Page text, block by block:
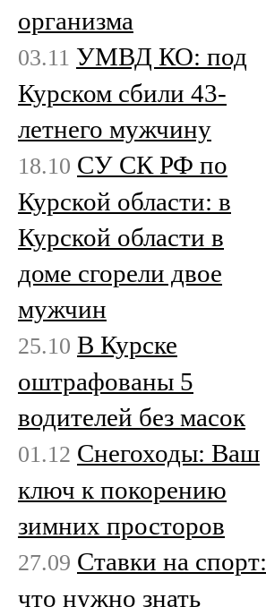
организма
03.11 УМВД КО: под
Курском сбили 43-
летнего мужчину
18.10 СУ СК РФ по
Курской области: в
Курской области в
доме сгорели двое
мужчин
25.10 В Курске
оштрафованы 5
водителей без масок
01.12 Снегоходы: Ваш
ключ к покорению
зимних просторов
27.09 Ставки на спорт:
что нужно знать